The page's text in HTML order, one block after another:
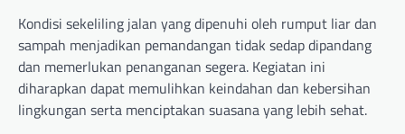
Kondisi sekeliling jalan yang dipenuhi oleh rumput liar dan
sampah menjadikan pemandangan tidak sedap dipandang
dan memerlukan penanganan segera. Kegiatan ini
diharapkan dapat memulihkan keindahan dan kebersihan
lingkungan serta menciptakan suasana yang lebih sehat.